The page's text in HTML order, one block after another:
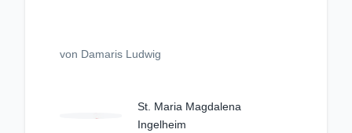
von Damaris Ludwig
St. Maria Magdalena
Ingelheim